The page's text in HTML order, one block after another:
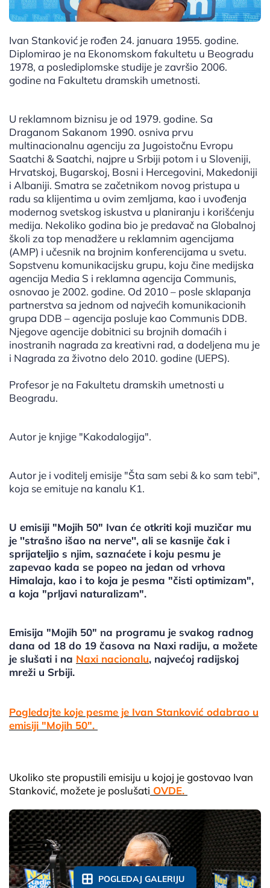
Ivan Stanković je rođen 24. januara 1955. godine.
Diplomirao je na Ekonomskom fakultetu u Beogradu
1978, a poslediplomske studije je završio 2006.
godine na Fakultetu dramskih umetnosti.
U reklamnom biznisu je od 1979. godine. Sa
Draganom Sakanom 1990. osniva prvu
multinacionalnu agenciju za Jugoistočnu Evropu
Saatchi & Saatchi, najpre u Srbiji potom i u Sloveniji,
Hrvatskoj, Bugarskoj, Bosni i Hercegovini, Makedoniji
i Albaniji. Smatra se začetnikom novog pristupa u
radu sa klijentima u ovim zemljama, kao i uvođenja
modernog svetskog iskustva u planiranju i korišćenju
medija. Nekoliko godina bio je predavač na Globalnoj
školi za top menadžere u reklamnim agencijama
(AMP) i učesnik na brojnim konferencijama u svetu.
Sopstvenu komunikacijsku grupu, koju čine medijska
agencija Media S i reklamna agencija Communis,
osnovao je 2002. godine. Od 2010 – posle sklapanja
partnerstva sa jednom od najvećih komunikacionih
grupa DDB – agencija posluje kao Communis DDB.
Njegove agencije dobitnici su brojnih domaćih i
inostranih nagrada za kreativni rad, a dodeljena mu je
i Nagrada za životno delo 2010. godine (UEPS).
Profesor je na Fakultetu dramskih umetnosti u
Beogradu.
Autor je knjige "Kakodalogija".
Autor je i voditelj emisije "Šta sam sebi & ko sam tebi",
koja se emituje na kanalu K1.
U emisiji "Mojih 50" Ivan će otkriti koji muzičar mu
je ''strašno išao na nerve'', ali se kasnije čak i
sprijateljio s njim, saznaćete i koju pesmu je
zapevao kada se popeo na jedan od vrhova
Himalaja, kao i to koja je pesma "čisti optimizam",
a koja "prljavi naturalizam".
Emisija "Mojih 50" na programu je svakog radnog
dana od 18 do 19 časova na Naxi radiju, a možete
je slušati i na Naxi nacionalu, najvećoj radijskoj
mreži u Srbiji.
Pogledajte koje pesme je Ivan Stanković odabrao u
emisiji "Mojih 50".
Ukoliko ste propustili emisiju u kojoj je gostovao Ivan
Stanković, možete je poslušati OVDE.
POGLEDAJ GALERIJU